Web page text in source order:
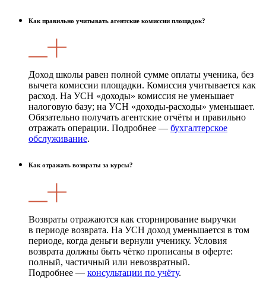
Как правильно учитывать агентские комиссии площадок?
Доход школы равен полной сумме оплаты ученика, без
вычета комиссии площадки. Комиссия учитывается как
расход. На УСН «доходы» комиссия не уменьшает
налоговую базу; на УСН «доходы-расходы» уменьшает.
Обязательно получать агентские отчёты и правильно
отражать операции. Подробнее — бухгалтерское
обслуживание.
Как отражать возвраты за курсы?
Возвраты отражаются как сторнирование выручки
в периоде возврата. На УСН доход уменьшается в том
периоде, когда деньги вернули ученику. Условия
возврата должны быть чётко прописаны в оферте:
полный, частичный или невозвратный.
Подробнее — консультации по учёту.